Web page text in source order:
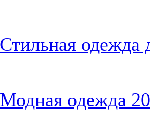
Стильная одежда
Модная одежда